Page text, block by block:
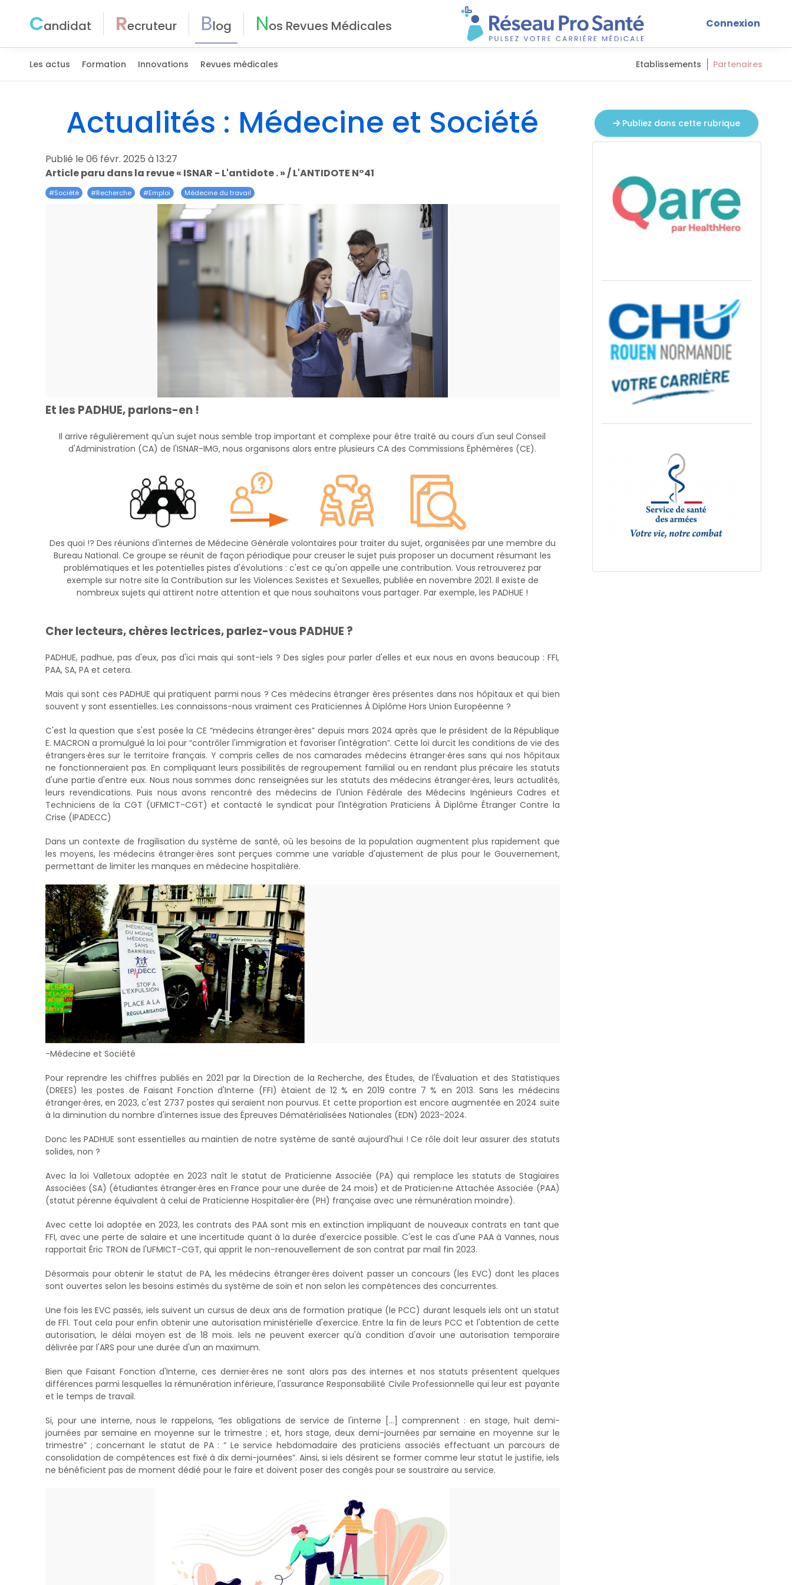
Candidat Recruteur Blog Nos Revues Médicales Connexion
Les actus Formation Innovations Revues médicales Etablissements Partenaires
Actualités : Médecine et Société
Publié le 06 févr. 2025 à 13:27
Article paru dans la revue « ISNAR - L'antidote . » / L'ANTIDOTE N°41
#Société #Recherche #Emploi Médecine du travail
Et les PADHUE, parlons-en !
Il arrive régulièrement qu'un sujet nous semble trop important et complexe pour être traité au cours d'un seul Conseil
d'Administration (CA) de l'ISNAR-IMG, nous organisons alors entre plusieurs CA des Commissions Éphémères (CE).
Des quoi !? Des réunions d'internes de Médecine Générale volontaires pour traiter du sujet, organisées par une membre du
Bureau National. Ce groupe se réunit de façon périodique pour creuser le sujet puis proposer un document résumant les
problématiques et les potentielles pistes d'évolutions : c'est ce qu'on appelle une contribution. Vous retrouverez par
exemple sur notre site la Contribution sur les Violences Sexistes et Sexuelles, publiée en novembre 2021. Il existe de
nombreux sujets qui attirent notre attention et que nous souhaitons vous partager. Par exemple, les PADHUE !
Cher lecteurs, chères lectrices, parlez-vous PADHUE ?
PADHUE, padhue, pas d'eux, pas d'ici mais qui sont-iels ? Des sigles pour parler d'elles et eux nous en avons beaucoup : FFI,
PAA, SA, PA et cetera.
Mais qui sont ces PADHUE qui pratiquent parmi nous ? Ces médecins étranger ères présentes dans nos hôpitaux et qui bien
souvent y sont essentielles. Les connaissons-nous vraiment ces Praticiennes À Diplôme Hors Union Européenne ?
C'est la question que s'est posée la CE “médecins étranger·ères” depuis mars 2024 après que le président de la République
E. MACRON a promulgué la loi pour “contrôler l'immigration et favoriser l'intégration”. Cette loi durcit les conditions de vie des
étrangers·ères sur le territoire français. Y compris celles de nos camarades médecins étranger·ères sans qui nos hôpitaux
ne fonctionneraient pas. En compliquant leurs possibilités de regroupement familial ou en rendant plus précaire les statuts
d'une partie d'entre eux. Nous nous sommes donc renseignées sur les statuts des médecins étranger·ères, leurs actualités,
leurs revendications. Puis nous avons rencontré des médecins de l'Union Fédérale des Médecins Ingénieurs Cadres et
Techniciens de la CGT (UFMICT-CGT) et contacté le syndicat pour l'Intégration Praticiens À Diplôme Étranger Contre la
Crise (IPADECC)
Dans un contexte de fragilisation du système de santé, où les besoins de la population augmentent plus rapidement que
les moyens, les médecins étranger·ères sont perçues comme une variable d'ajustement de plus pour le Gouvernement,
permettant de limiter les manques en médecine hospitalière.
-Médecine et Société
Pour reprendre les chiffres publiés en 2021 par la Direction de la Recherche, des Études, de l'Évaluation et des Statistiques
(DREES) les postes de Faisant Fonction d'Interne (FFI) étaient de 12 % en 2019 contre 7 % en 2013. Sans les médecins
étranger·ères, en 2023, c'est 2737 postes qui seraient non pourvus. Et cette proportion est encore augmentée en 2024 suite
à la diminution du nombre d'internes issue des Épreuves Dématérialisées Nationales (EDN) 2023-2024.
Donc les PADHUE sont essentielles au maintien de notre système de santé aujourd'hui ! Ce rôle doit leur assurer des statuts
solides, non ?
Avec la loi Valletoux adoptée en 2023 naît le statut de Praticienne Associée (PA) qui remplace les statuts de Stagiaires
Associées (SA) (étudiantes étranger·ères en France pour une durée de 24 mois) et de Praticien·ne Attachée Associée (PAA)
(statut pérenne équivalent à celui de Praticienne Hospitalier·ère (PH) française avec une rémunération moindre).
Avec cette loi adoptée en 2023, les contrats des PAA sont mis en extinction impliquant de nouveaux contrats en tant que
FFI, avec une perte de salaire et une incertitude quant à la durée d'exercice possible. C'est le cas d'une PAA à Vannes, nous
rapportait Éric TRON de l'UFMICT-CGT, qui apprit le non-renouvellement de son contrat par mail fin 2023.
Désormais pour obtenir le statut de PA, les médecins étranger·ères doivent passer un concours (les EVC) dont les places
sont ouvertes selon les besoins estimés du système de soin et non selon les compétences des concurrentes.
Une fois les EVC passés, iels suivent un cursus de deux ans de formation pratique (le PCC) durant lesquels iels ont un statut
de FFI. Tout cela pour enfin obtenir une autorisation ministérielle d'exercice. Entre la fin de leurs PCC et l'obtention de cette
autorisation, le délai moyen est de 18 mois. Iels ne peuvent exercer qu'à condition d'avoir une autorisation temporaire
délivrée par l'ARS pour une durée d'un an maximum.
Bien que Faisant Fonction d'Interne, ces dernier·ères ne sont alors pas des internes et nos statuts présentent quelques
différences parmi lesquelles la rémunération inférieure, l'assurance Responsabilité Civile Professionnelle qui leur est payante
et le temps de travail.
Si, pour une interne, nous le rappelons, “les obligations de service de l'interne [...] comprennent : en stage, huit demi-
journées par semaine en moyenne sur le trimestre ; et, hors stage, deux demi-journées par semaine en moyenne sur le
trimestre” ; concernant le statut de PA : “ Le service hebdomadaire des praticiens associés effectuant un parcours de
consolidation de compétences est fixé à dix demi-journées”. Ainsi, si iels désirent se former comme leur statut le justifie, iels
ne bénéficient pas de moment dédié pour le faire et doivent poser des congés pour se soustraire au service.
Publiez dans cette rubrique